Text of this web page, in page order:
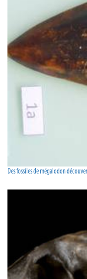
Des fossiles de mégalodon